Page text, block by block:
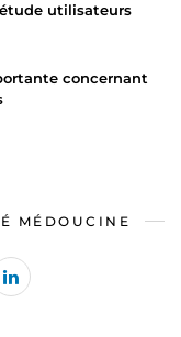
utilisateurs
concernant
MÉDOUCINE